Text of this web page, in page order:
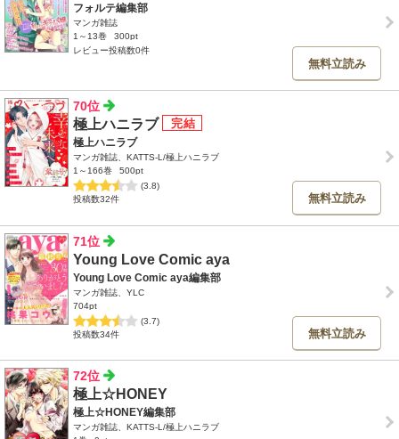
フォルテ編集部
マンガ雑誌
1～13巻
300pt
レビュー投稿数0件
無料立読み
70位
極上ハニラブ
極上ハニラブ
マンガ雑誌、KATTS-L/極上ハニラブ
1～166巻
500pt
(3.8)
投稿数32件
無料立読み
71位
Young Love Comic aya
Young Love Comic aya編集部
マンガ雑誌、YLC
704pt
(3.7)
投稿数34件
無料立読み
72位
極上☆HONEY
極上☆HONEY編集部
マンガ雑誌、KATTS-L/極上ハニラブ